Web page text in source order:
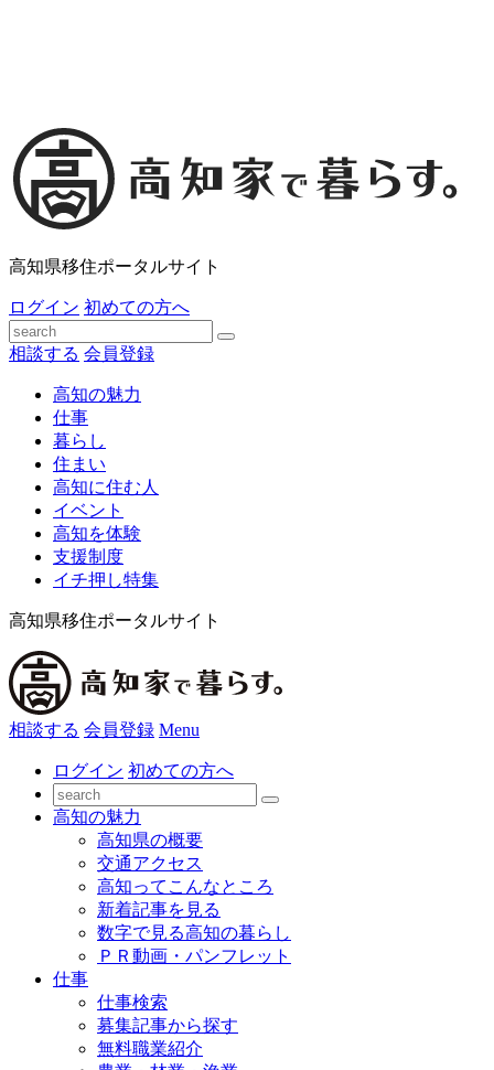
高知県移住ポータルサイト
ログイン 初めての方へ
相談する 会員登録
高知の魅力
仕事
暮らし
住まい
高知に住む人
イベント
高知を体験
支援制度
イチ押し特集
高知県移住ポータルサイト
相談する 会員登録 Menu
ログイン 初めての方へ
高知の魅力
高知県の概要
交通アクセス
高知ってこんなところ
新着記事を見る
数字で見る高知の暮らし
ＰＲ動画・パンフレット
仕事
仕事検索
募集記事から探す
無料職業紹介